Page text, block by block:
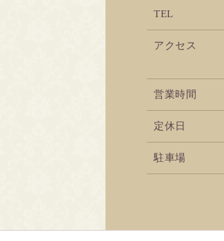
TEL
アクセス
営業時間
定休日
駐車場